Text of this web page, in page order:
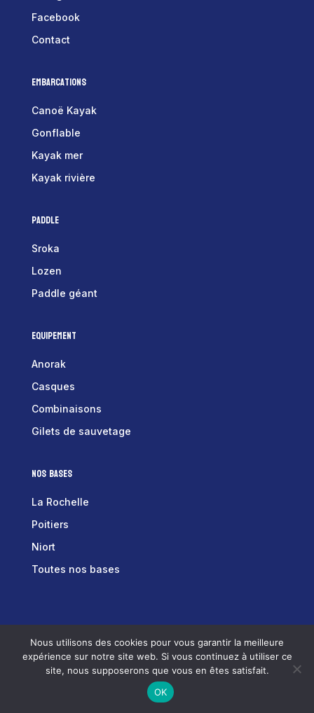
En raison de notre activité estivale, l'envoi des
commandes est en pause jusqu'au 30 septembre.
Ignorer
Facebook
Contact
Embarcations
Canoë Kayak
Gonflable
Kayak mer
Kayak rivière
Paddle
Sroka
Lozen
Paddle géant
Equipement
Anorak
Casques
Combinaisons
Gilets de sauvetage
Nos bases
La Rochelle
Poitiers
Niort
Toutes nos bases
Conditions Générales de Vente
Nous utilisons des cookies pour vous garantir la meilleure
expérience sur notre site web. Si vous continuez à utiliser ce
site, nous supposerons que vous en êtes satisfait.
OK